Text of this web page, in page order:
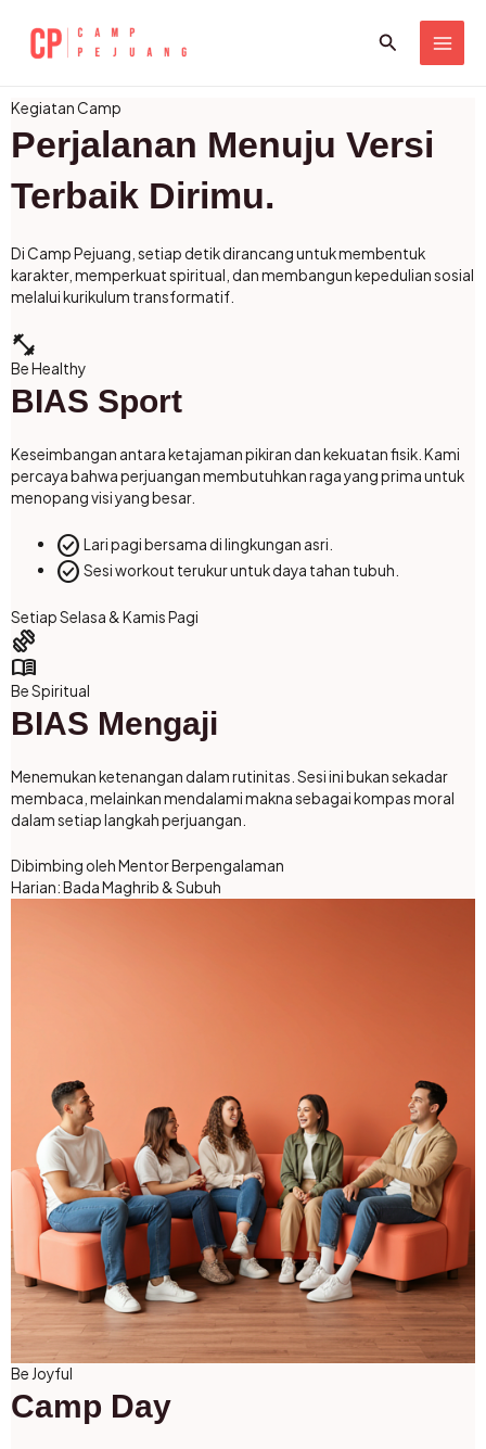
Search
Kegiatan Camp
Perjalanan Menuju Versi
Terbaik Dirimu.
Di Camp Pejuang, setiap detik dirancang untuk membentuk
karakter, memperkuat spiritual, dan membangun kepedulian sosial
melalui kurikulum transformatif.
fitness_center
Be Healthy
BIAS Sport
Keseimbangan antara ketajaman pikiran dan kekuatan fisik. Kami
percaya bahwa perjuangan membutuhkan raga yang prima untuk
menopang visi yang besar.
check_circle Lari pagi bersama di lingkungan asri.
check_circle Sesi workout terukur untuk daya tahan tubuh.
Setiap Selasa & Kamis Pagi
exercise
menu_book
Be Spiritual
BIAS Mengaji
Menemukan ketenangan dalam rutinitas. Sesi ini bukan sekadar
membaca, melainkan mendalami makna sebagai kompas moral
dalam setiap langkah perjuangan.
Dibimbing oleh Mentor Berpengalaman
Harian: Bada Maghrib & Subuh
Be Joyful
Camp Day